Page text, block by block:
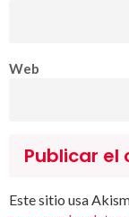
Web
Este sitio usa